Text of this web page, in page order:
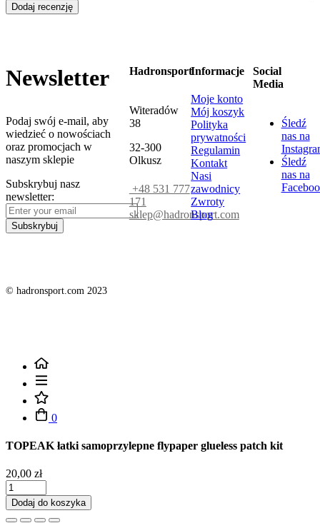
Dodaj recenzję
Newsletter
Podaj swój e-mail, aby
wiedzieć o nowościach
oraz promocjach w
naszym sklepie
Subskrybuj nasz
newsletter:
Subskrybuj
Hadronsport
Witeradów
38
32-300
Olkusz
+48 531 777
171
sklep@hadronsport.com
Informacje
Moje konto
Mój koszyk
Polityka
prywatności
Regulamin
Kontakt
Nasi
zawodnicy
Zwroty
Blog
Social
Media
Śledź
nas na
Śledź
nas na
© hadronsport.com 2023
0
TOPEAK łatki samoprzylepne flypaper glueless patch kit
20,00 zł
Dodaj do koszyka